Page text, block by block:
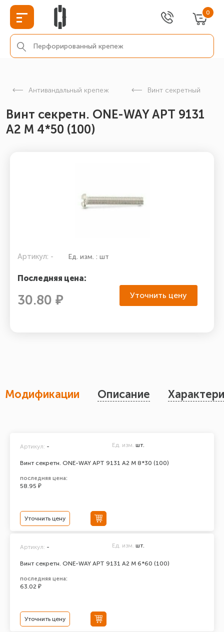
0
Антивандальный крепеж Винт секретный
Винт секретн. ONE-WAY АРТ 9131
А2 M 4*50 (100)
Артикул: - Ед. изм. : шт
Последняя цена:
30.80 ₽ Уточнить цену
Модификации Описание
Винт секретн. ONE-WAY АРТ 9131 А2 M 8*30 (100)
Артикул: - Ед. изм. шт.
последняя цена:
58.95 ₽
Уточнить цену
Винт секретн. ONE-WAY АРТ 9131 А2 M 6*60 (100)
Артикул: - Ед. изм. шт.
последняя цена:
63.02 ₽
Уточнить цену